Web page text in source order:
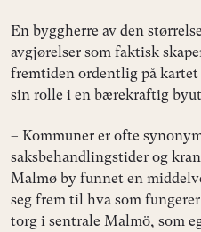
En byggherre av den
avgjørelser som faktisk
fremtiden ordentlig på
sin rolle i en bærekraftig
– Kommuner er ofte
saksbehandlingstider og
Malmø by funnet en
seg frem til hva som
torg i sentrale Malmö, som